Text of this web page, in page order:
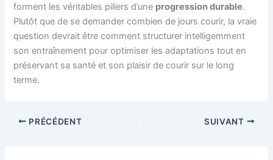
forment les véritables piliers d’une progression durable.
Plutôt que de se demander combien de jours courir, la vraie
question devrait être comment structurer intelligemment
son entraînement pour optimiser les adaptations tout en
préservant sa santé et son plaisir de courir sur le long
terme.
PRÉCÉDENT SUIVANT